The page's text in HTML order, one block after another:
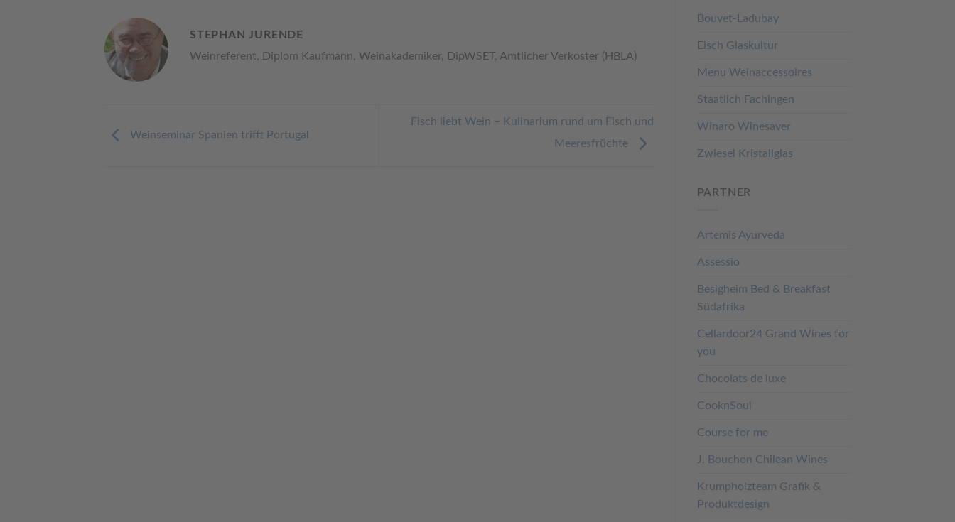
STEPHAN JURENDE
Weinreferent, Diplom Kaufmann, Weinakademiker, DipWSET, Amtlicher Verkoster (HBLA)
Weinseminar Spanien trifft Portugal
Fisch liebt Wein – Kulinarium rund um Fisch und
Meeresfrüchte
Bouvet-Ladubay
Eisch Glaskultur
Menu Weinaccessoires
Staatlich Fachingen
Winaro Winesaver
Zwiesel Kristallglas
PARTNER
Artemis Ayurveda
Assessio
Besigheim Bed & Breakfast
Südafrika
Cellardoor24 Grand Wines for
you
Chocolats de luxe
CooknSoul
Course for me
J. Bouchon Chilean Wines
Krumpholzteam Grafik &
Produktdesign